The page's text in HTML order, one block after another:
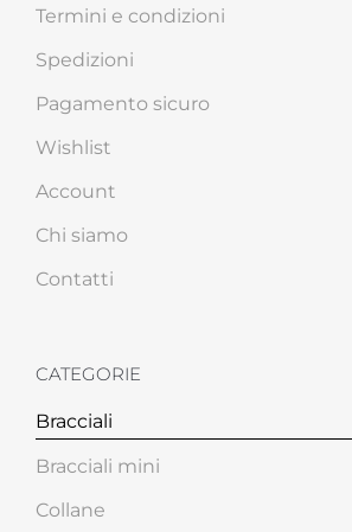
Termini e condizioni
Spedizioni
Pagamento sicuro
Wishlist
Account
Chi siamo
Contatti
CATEGORIE
Bracciali
Bracciali mini
Collane